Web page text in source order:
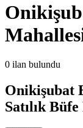
0 ilan bulundu
Onikişubat
Satılık